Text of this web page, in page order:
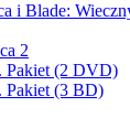
i Blade:
2
Pakiet (2 DVD)
Pakiet (3 BD)